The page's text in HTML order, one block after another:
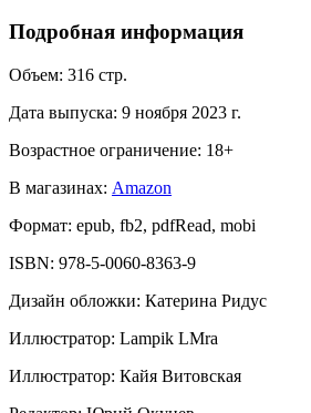
Подробная информация
Объем: 316 стр.
Дата выпуска: 9 ноября 2023 г.
Возрастное ограничение: 18+
В магазинах: Amazon
Формат: epub, fb2, pdfRead, mobi
ISBN: 978-5-0060-8363-9
Дизайн обложки: Катерина Ридус
Иллюстратор: Lampik LMra
Иллюстратор: Кайя Витовская